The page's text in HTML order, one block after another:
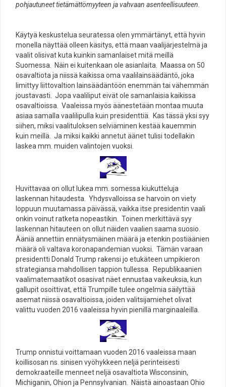
pohjautuneet tietämättömyyteen ja vahvaan asenteellisuuteen.
Käytyä keskustelua seuratessa olen ymmärtänyt, että hyvin
monella näyttää olleen käsitys, että maan vaalijärjestelmä ja
vaalit olisivat kuta kuinkin samanlaiset mitä meillä
Suomessa. Näin ei kuitenkaan ole asianlaita. Maassa on 50
osavaltiota ja niissä kaikissa oma vaalilainsäädäntö, joka
limittyy liittovaltion lainsäädäntöön enemmän tai vähemmän
joustavasti. Jopa vaaliliput eivät ole samanlaisia kaikissa
osavaltioissa. Vaaleissa myös äänestetään montaa muuta
asiaa samalla vaalilipulla kuin presidenttiä. Kas tässä yksi syy
siihen, miksi vaalituloksen selviäminen kestää kauemmin
kuin meillä. Ja miksi kaikki annetut äänet tulisi todellakin
laskea mm. muiden valintojen vuoksi.
Huvittavaa on ollut lukea mm. somessa kiukutteluja
laskennan hitaudesta. Yhdysvalloissa se harvoin on viety
loppuun muutamassa päivässä, vaikka itse presidentin vaali
onkin voinut ratketa nopeastikin. Toinen merkittävä syy
laskennan hitauteen on ollut näiden vaalien saama suosio.
Ääniä annettiin ennätysmäinen määrä ja etenkin postiäänien
määrä oli valtava koronapandemian vuoksi. Tämän varaan
presidentti Donald Trump rakensi jo etukäteen umpikieron
strategiansa mahdollisen tappion tullessa. Republikaanien
vaalimatemaatikot osasivat näet ennustaa vaikeuksia, kun
gallupit osoittivat, että Trumpille tulee ongelmia säilyttää
asemat niissä osavaltioissa, joiden valitsijamiehet olivat
valittu vuoden 2016 vaaleissa hyvin pienillä marginaaleilla.
Trump onnistui voittamaan vuoden 2016 vaaleissa maan
koillisosan ns. sinisen vyöhykkeen neljä perinteisesti
demokraateille menneet neljä osavaltiota Wisconsinin,
Michiganin, Ohion ja Pennsylvanian. Näistä ainoastaan Ohio